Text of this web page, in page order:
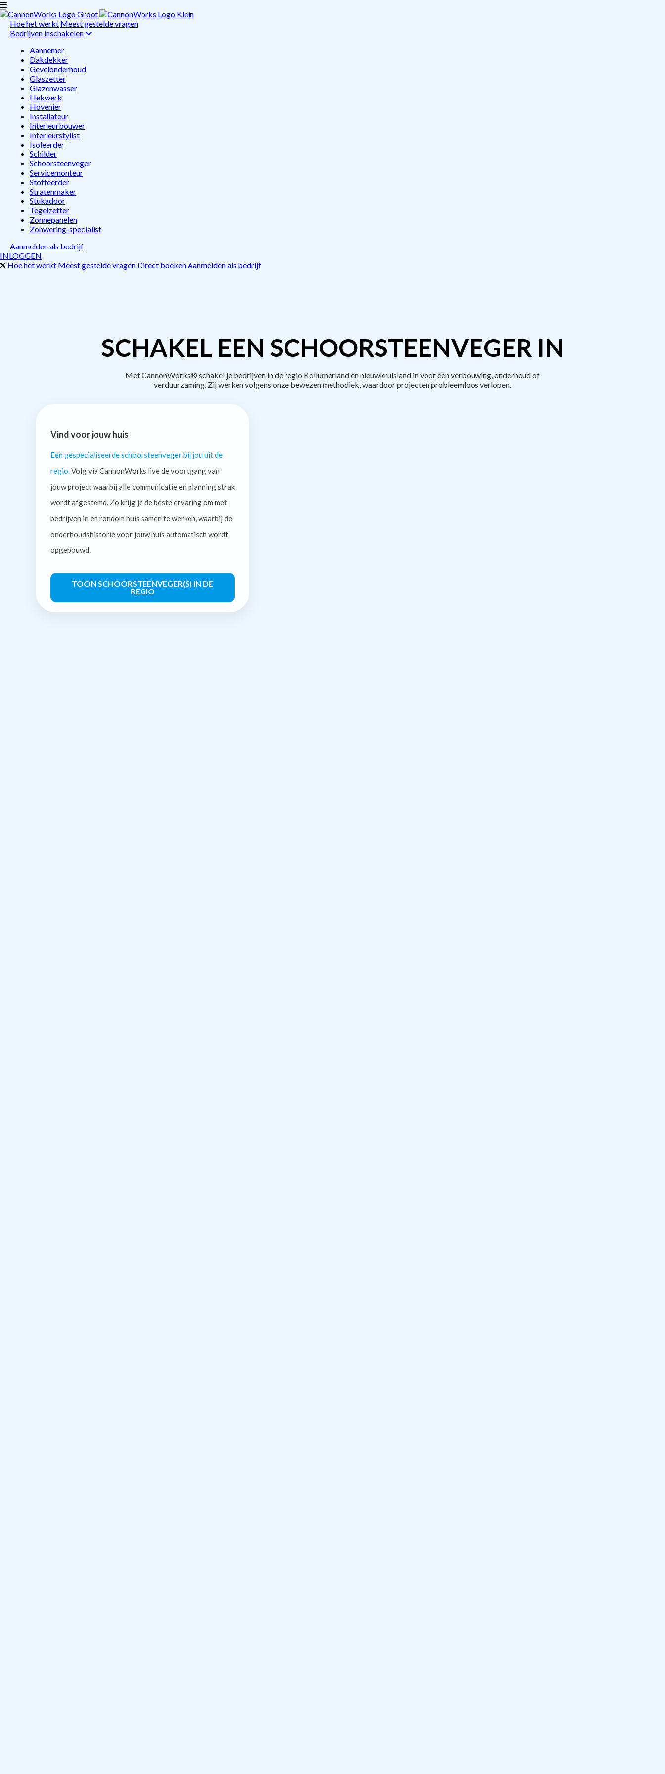
Hoe het werkt Meest gestelde vragen
Bedrijven inschakelen
Aannemer
Dakdekker
Gevelonderhoud
Glaszetter
Glazenwasser
Hekwerk
Hovenier
Installateur
Interieurbouwer
Interieurstylist
Isoleerder
Schilder
Schoorsteenveger
Servicemonteur
Stoffeerder
Stratenmaker
Stukadoor
Tegelzetter
Zonnepanelen
Zonwering-specialist
Aanmelden als bedrijf
INLOGGEN
Hoe het werkt Meest gestelde vragen Direct boekenAanmelden als bedrijf
SCHAKEL EEN SCHOORSTEENVEGER IN
Met CannonWorks® schakel je bedrijven in de regio Kollumerland en nieuwkruisland in voor een verbouwing, onderhoud of
verduurzaming. Zij werken volgens onze bewezen methodiek, waardoor projecten probleemloos verlopen.
Vind voor jouw huis
Een gespecialiseerde schoorsteenveger bij jou uit de
regio. Volg via CannonWorks live de voortgang van
jouw project waarbij alle communicatie en planning strak
wordt afgestemd. Zo krijg je de beste ervaring om met
bedrijven in en rondom huis samen te werken, waarbij de
onderhoudshistorie voor jouw huis automatisch wordt
opgebouwd.
TOON SCHOORSTEENVEGER(S) IN DE
REGIO